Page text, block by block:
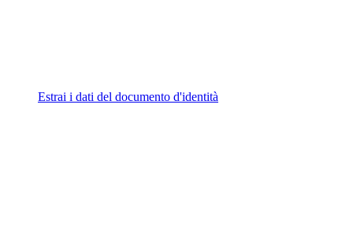
Estrai i dati del documento d'identità